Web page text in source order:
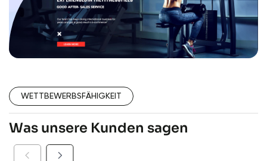
WETTBEWERBSFÄHIGKEIT
Was unsere Kunden sagen